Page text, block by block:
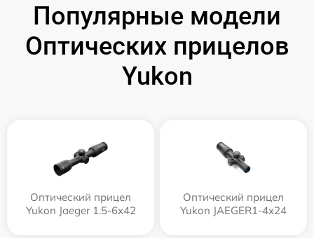
Популярные модели
Оптических прицелов
Yukon
Оптический прицел
Yukon Jaeger 1.5-6x42
Оптический прицел
Yukon JAEGER1-4x24